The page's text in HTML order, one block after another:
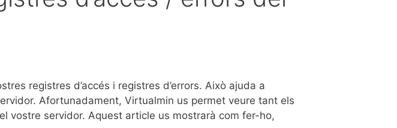
registres d’accés i registres d’errors. Això ajuda a
Afortunadament, Virtualmin us permet veure tant els
vostre servidor. Aquest article us mostrarà com fer-ho,